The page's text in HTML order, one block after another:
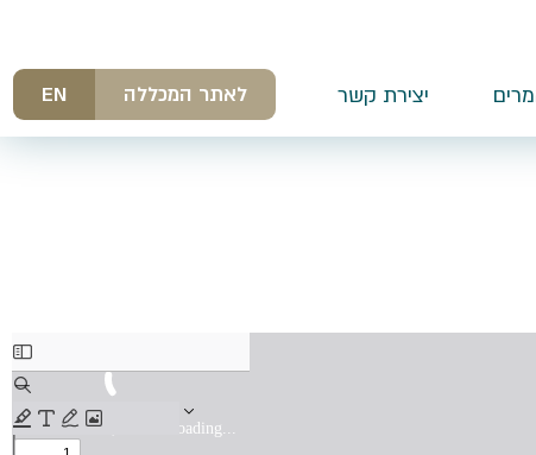
יצירת קשר לאתר המכללה EN